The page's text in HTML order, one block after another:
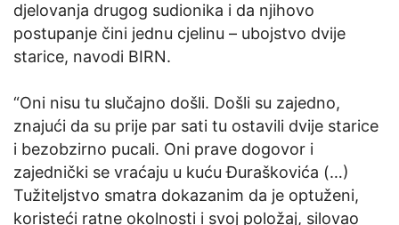
djelovanja drugog sudionika i da njihovo
postupanje čini jednu cjelinu – ubojstvo dvije
starice, navodi BIRN.
“Oni nisu tu slučajno došli. Došli su zajedno,
znajući da su prije par sati tu ostavili dvije starice
i bezobzirno pucali. Oni prave dogovor i
zajednički se vraćaju u kuću Đuraškovića (…)
Tužiteljstvo smatra dokazanim da je optuženi,
koristeći ratne okolnosti i svoj položaj, silovao